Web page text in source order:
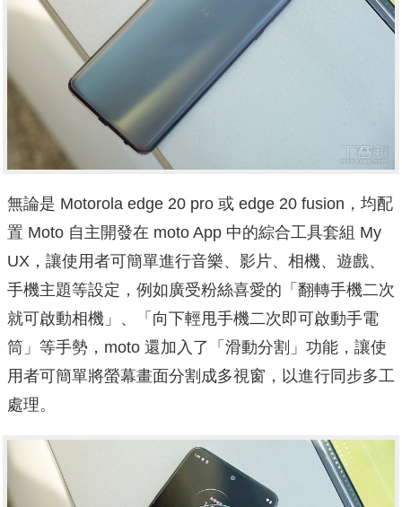
無論是 Motorola edge 20 pro 或 edge 20 fusion，均配
置 Moto 自主開發在 moto App 中的綜合工具套組 My
UX，讓使用者可簡單進行音樂、影片、相機、遊戲、
手機主題等設定，例如廣受粉絲喜愛的「翻轉手機二次
就可啟動相機」、「向下輕甩手機二次即可啟動手電
筒」等手勢，moto 還加入了「滑動分割」功能，讓使
用者可簡單將螢幕畫面分割成多視窗，以進行同步多工
處理。